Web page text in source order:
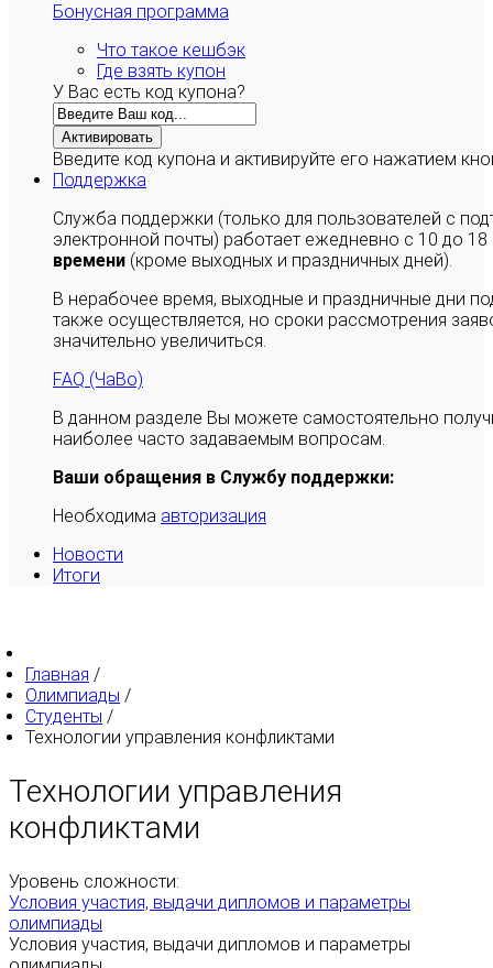
Бонусная программа
Что такое кешбэк
Где взять купон
У Вас есть код купона?
Активировать
Введите код купона и активируйте его нажатием
Поддержка
Служба поддержки (только для пользователей с
электронной почты) работает ежедневно с 10 до
времени (кроме выходных и праздничных дней).
В нерабочее время, выходные и праздничные дни
также осуществляется, но сроки рассмотрения
значительно увеличиться.
FAQ (ЧаВо)
В данном разделе Вы можете самостоятельно
наиболее часто задаваемым вопросам.
Ваши обращения в Службу поддержки:
Необходима авторизация
Новости
Итоги
Главная /
Олимпиады /
Студенты /
Технологии управления конфликтами
Технологии управления
конфликтами
Уровень сложности:
Условия участия, выдачи дипломов и параметры
олимпиады
Условия участия, выдачи дипломов и параметры